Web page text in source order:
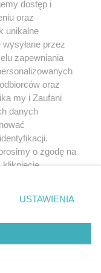
dostęp i
oraz
unikalne
przez
zapewniania
oraz
my i Zaufani
danych
o zgodę na
kliknięcie
prywatności
zgody
się takiemu
zastosowanie tylko
USTAWIENIA